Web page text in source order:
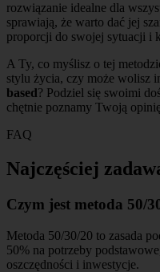
rozwiązanie idealne dla
sprawiają, że warto dać jej
proporcji do swojej sytuacji i
A Ty, co myślisz o tej
stylu życia, czy może wolisz
based? Podziel się swoimi
chętnie poznamy Twoją
FAQ
Najczęściej
Czym jest metoda 50/
Metoda 50/30/20 to zasada
50% na potrzeby
oszczędności i inwestycje.